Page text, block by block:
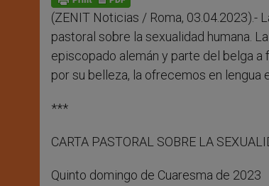
p e
r
k
(ZENIT Noticias / Roma, 03.04.2023).-
pastoral sobre la sexualidad humana.
episcopado alemán y parte del belga
por su belleza, la ofrecemos en lengua
***
CARTA PASTORAL SOBRE LA
Quinto domingo de Cuaresma de 2023